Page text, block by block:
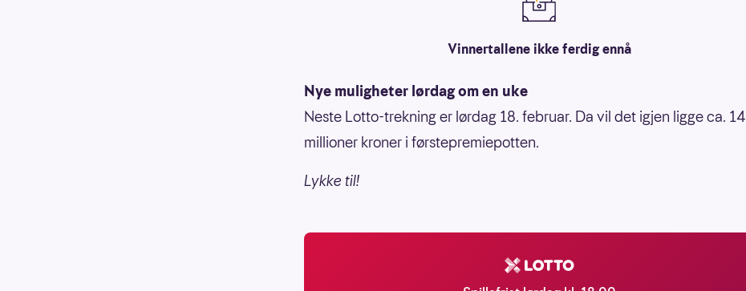
Vinnertallene ikke ferdig ennå
Nye muligheter lørdag om en uke
Neste Lotto-trekning er lørdag 18. februar. Da vil det igjen ligge ca. 14
millioner kroner i førstepremiepotten.
Lykke til!